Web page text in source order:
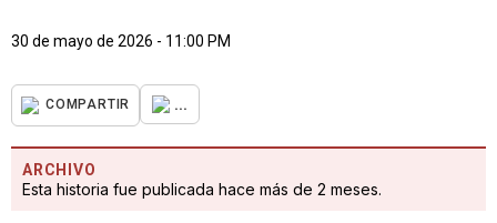
30 de mayo de 2026 - 11:00 PM
COMPARTIR ...
ARCHIVO
Esta historia fue publicada hace más de 2 meses.